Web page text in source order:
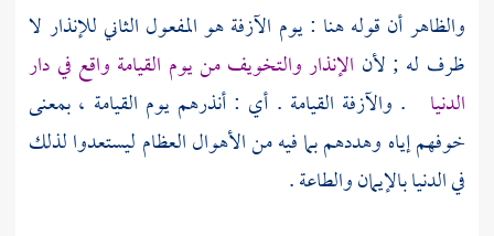
والظاهر أن قوله هنا : يوم الآزفة هو المفعول الثاني للإنذار لا
ظرف له ; لأن الإنذار والتخويف من يوم القيامة واقع في دار
الدنيا
. والآزفة القيامة . أي : أنذرهم يوم القيامة ، بمعنى
خوفهم إياه وهددهم بما فيه من الأهوال العظام ليستعدوا لذلك
في الدنيا بالإيمان والطاعة .